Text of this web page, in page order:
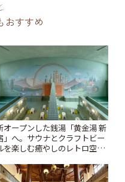
おすすめ
オープンした銭湯「黄金湯 新
」へ。サウナとクラフトビー
を楽しむ癒やしのレトロ空間